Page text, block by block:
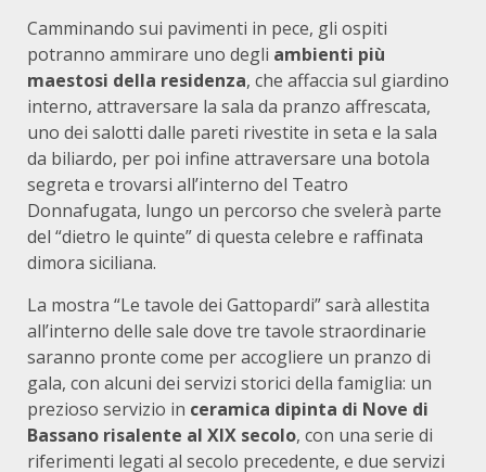
Camminando sui pavimenti in pece, gli ospiti
potranno ammirare uno degli ambienti più
maestosi della residenza, che affaccia sul giardino
interno, attraversare la sala da pranzo affrescata,
uno dei salotti dalle pareti rivestite in seta e la sala
da biliardo, per poi infine attraversare una botola
segreta e trovarsi all’interno del Teatro
Donnafugata, lungo un percorso che svelerà parte
del “dietro le quinte” di questa celebre e raffinata
dimora siciliana.
La mostra “Le tavole dei Gattopardi” sarà allestita
all’interno delle sale dove tre tavole straordinarie
saranno pronte come per accogliere un pranzo di
gala, con alcuni dei servizi storici della famiglia: un
prezioso servizio in ceramica dipinta di Nove di
Bassano risalente al XIX secolo, con una serie di
riferimenti legati al secolo precedente, e due servizi